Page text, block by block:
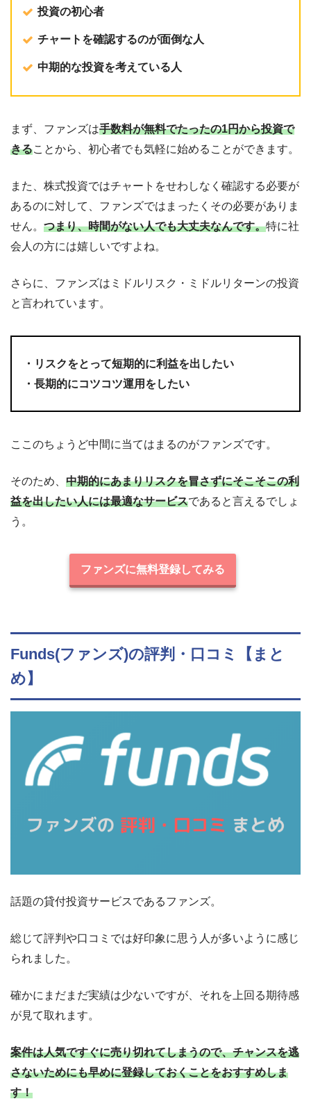
投資の初心者
チャートを確認するのが面倒な人
中期的な投資を考えている人
まず、ファンズは手数料が無料でたったの1円から投資で
きることから、初心者でも気軽に始めることができます。
また、株式投資ではチャートをせわしなく確認する必要が
あるのに対して、ファンズではまったくその必要がありま
せん。 つまり、時間がない人でも大丈夫なんです。特に社
会人の方には嬉しいですよね。
さらに、ファンズはミドルリスク・ミドルリターンの投資
と言われています。
・リスクをとって短期的に利益を出したい
・長期的にコツコツ運用をしたい
ここのちょうど中間に当てはまるのがファンズです。
そのため、 中期的にあまりリスクを冒さずにそこそこの利
益を出したい人には最適なサービスであると言えるでしょ
う。
ファンズに無料登録してみる
Funds(ファンズ)の評判・口コミ【まと
め】
話題の貸付投資サービスであるファンズ。
総じて評判や口コミでは好印象に思う人が多いように感じ
られました。
確かにまだまだ実績は少ないですが、それを上回る期待感
が見て取れます。
案件は人気ですぐに売り切れてしまうので、チャンスを逃
さないためにも早めに登録しておくことをおすすめしま
す！